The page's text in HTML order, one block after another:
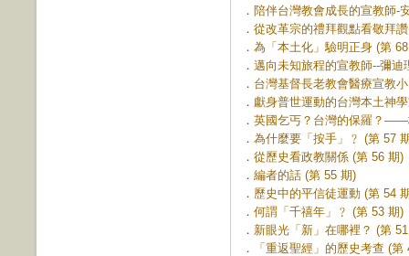
． 陪伴台灣教會成長的宣教師-
． 從改革宗的禮拜觀點看敬拜
． 為「本土化」驗明正身 (第
． 邁向未知旅程的宣教師--彌迪
． 台灣基督長老教會醫療宣教
． 獻身普世運動的台灣本土神
． 英國乞丐？台灣的保羅？——
． 為什麼要「按手」﹖ (第 57
． 從歷史看政教關係 (第 56 期)
． 編者的話 (第 55 期)
． 歷史中的平信徒運動 (第 54
． 何謂「千禧年」﹖ (第 53 期)
． 新眼光「新」在哪裡？ (第
．
「重返聖經」的歷史考查 (第